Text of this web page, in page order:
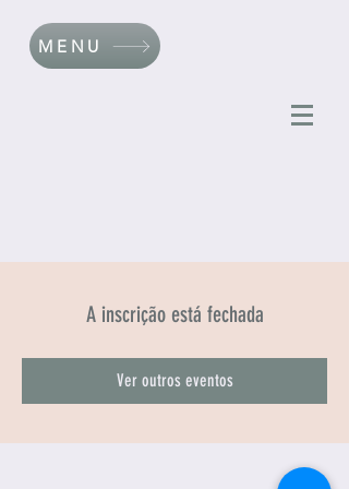
MENU
A inscrição está fechada
Ver outros eventos